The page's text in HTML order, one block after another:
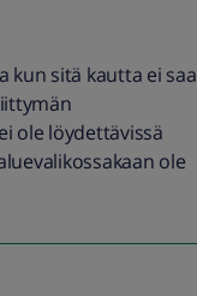
kun sitä kautta ei saa
ole löydettävissä
ole